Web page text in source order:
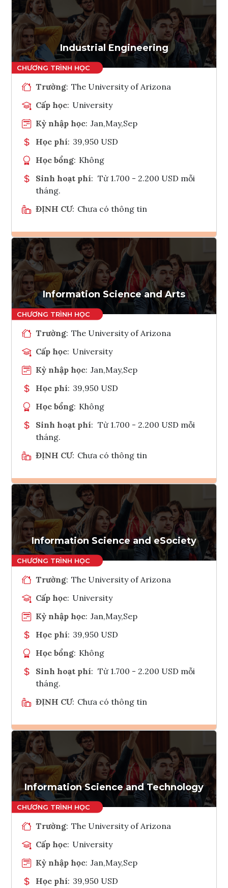
Ghi danh
Tham vấn Interlink
Industrial Engineering
Trường: The University of Arizona
Cấp học: University
Kỳ nhập học: Jan,May,Sep
Học phí: 39,950 USD
Học bổng: Không
Sinh hoạt phí: Từ 1.700 - 2.200 USD mỗi
tháng.
ĐỊNH CƯ: Chưa có thông tin
Ghi danh
Tham vấn Interlink
Information Science and Arts
Trường: The University of Arizona
Cấp học: University
Kỳ nhập học: Jan,May,Sep
Học phí: 39,950 USD
Học bổng: Không
Sinh hoạt phí: Từ 1.700 - 2.200 USD mỗi
tháng.
ĐỊNH CƯ: Chưa có thông tin
Ghi danh
Tham vấn Interlink
Information Science and eSociety
Trường: The University of Arizona
Cấp học: University
Kỳ nhập học: Jan,May,Sep
Học phí: 39,950 USD
Học bổng: Không
Sinh hoạt phí: Từ 1.700 - 2.200 USD mỗi
tháng.
ĐỊNH CƯ: Chưa có thông tin
Ghi danh
Tham vấn Interlink
Information Science and Technology
Trường: The University of Arizona
Cấp học: University
Kỳ nhập học: Jan,May,Sep
Học phí: 39,950 USD